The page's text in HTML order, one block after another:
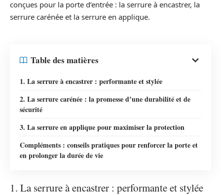
conçues pour la porte d’entrée : la serrure à encastrer, la
serrure carénée et la serrure en applique.
Table des matières
1. La serrure à encastrer : performante et stylée
2. La serrure carénée : la promesse d’une durabilité et de
sécurité
3. La serrure en applique pour maximiser la protection
Compléments : conseils pratiques pour renforcer la porte et
en prolonger la durée de vie
1. La serrure à encastrer : performante et stylée